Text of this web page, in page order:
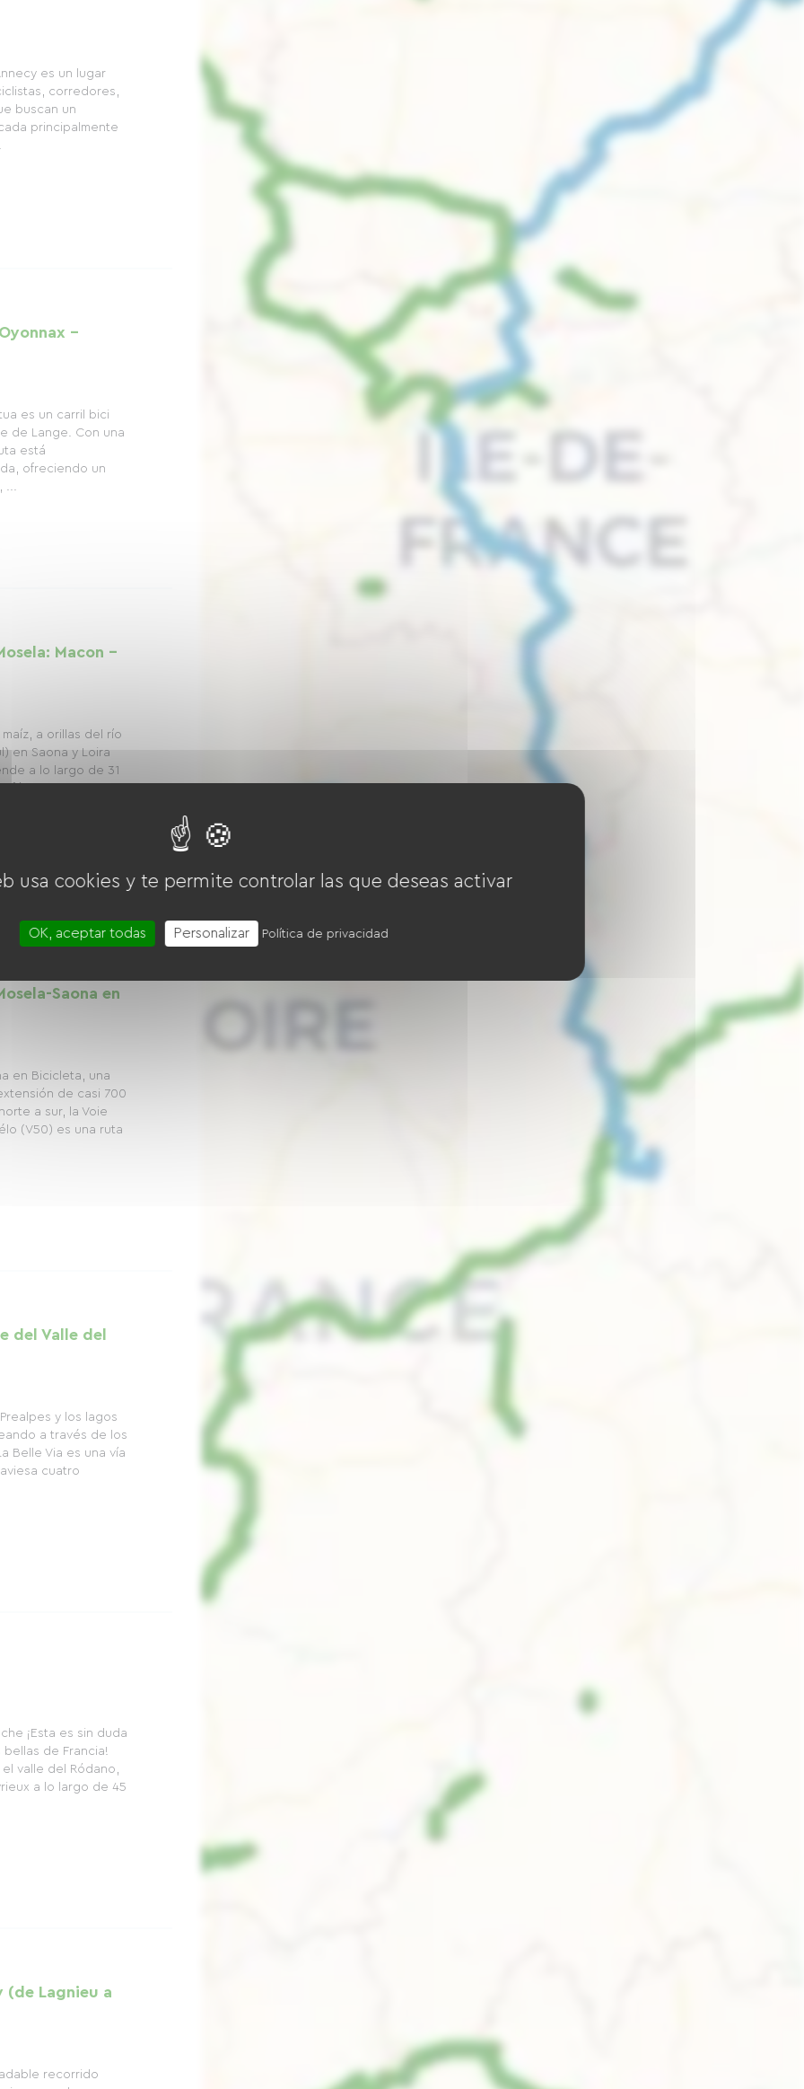
es un lugar
corredores,
buscan un
principalmente
-
es un carril bici
de Lange. Con una
está
ofreciendo un
...
Macon -
a orillas del río
en Saona y Loira
a lo largo de 31
Saona en
en Bicicleta, una
de casi 700
a sur, la Voie
(V50) es una ruta
del Valle del
y los lagos
a través de los
Belle Via es una vía
cuatro
¡Esta es sin duda
bellas de Francia!
valle del Ródano,
a lo largo de 45
(de Lagnieu a
recorrido
usa cookies y te permite controlar las que deseas activar
OK, aceptar todas Personalizar Política de privacidad